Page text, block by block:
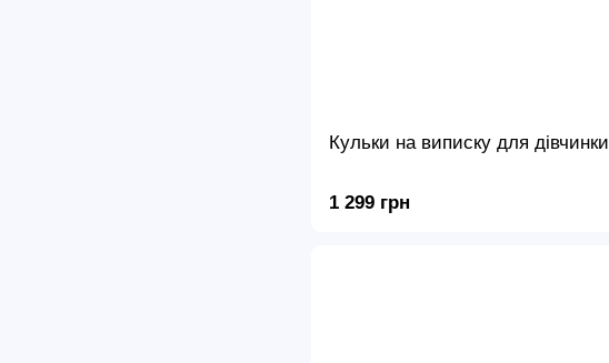
Кульки на виписку для дівчинки
1 299 грн